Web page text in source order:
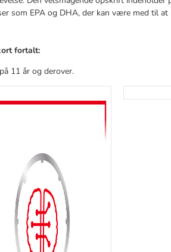
som EPA og DHA, der kan være med til
fortalt:
11 år og derover.